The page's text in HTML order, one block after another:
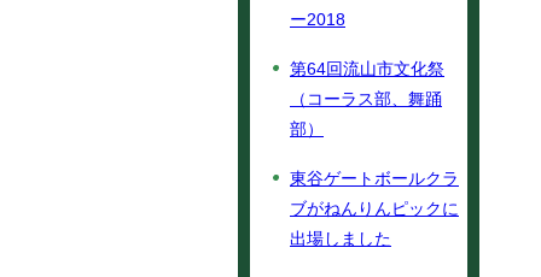
ー2018
第64回流山市文化祭
（コーラス部、舞踊
部）
東谷ゲートボールクラ
ブがねんりんピックに
出場しました